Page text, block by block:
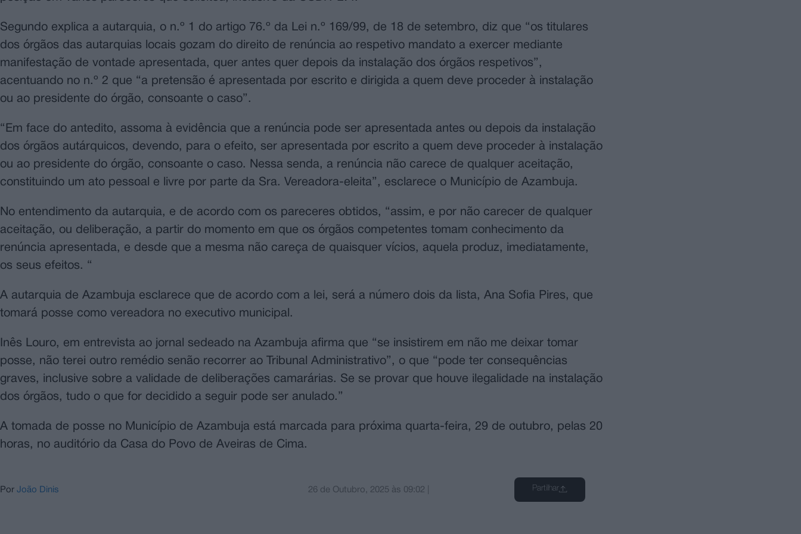
Segundo explica a autarquia, o n.º 1 do artigo 76.º da Lei n.º 169/99, de 18 de setembro, diz que “os titulares
dos órgãos das autarquias locais gozam do direito de renúncia ao respetivo mandato a exercer mediante
manifestação de vontade apresentada, quer antes quer depois da instalação dos órgãos respetivos”,
acentuando no n.º 2 que “a pretensão é apresentada por escrito e dirigida a quem deve proceder à instalação
ou ao presidente do órgão, consoante o caso”.
“Em face do antedito, assoma à evidência que a renúncia pode ser apresentada antes ou depois da instalação
dos órgãos autárquicos, devendo, para o efeito, ser apresentada por escrito a quem deve proceder à instalação
ou ao presidente do órgão, consoante o caso. Nessa senda, a renúncia não carece de qualquer aceitação,
constituindo um ato pessoal e livre por parte da Sra. Vereadora-eleita”, esclarece o Município de Azambuja.
No entendimento da autarquia, e de acordo com os pareceres obtidos, “assim, e por não carecer de qualquer
aceitação, ou deliberação, a partir do momento em que os órgãos competentes tomam conhecimento da
renúncia apresentada, e desde que a mesma não careça de quaisquer vícios, aquela produz, imediatamente,
os seus efeitos. “
A autarquia de Azambuja esclarece que de acordo com a lei, será a número dois da lista, Ana Sofia Pires, que
tomará posse como vereadora no executivo municipal.
Inês Louro, em entrevista ao jornal sedeado na Azambuja afirma que “se insistirem em não me deixar tomar
posse, não terei outro remédio senão recorrer ao Tribunal Administrativo”, o que “pode ter consequências
graves, inclusive sobre a validade de deliberações camarárias. Se se provar que houve ilegalidade na instalação
dos órgãos, tudo o que for decidido a seguir pode ser anulado.”
A tomada de posse no Município de Azambuja está marcada para próxima quarta-feira, 29 de outubro, pelas 20
horas, no auditório da Casa do Povo de Aveiras de Cima.
Por João Dinis 26 de Outubro, 2025 às 09:02 Partilhar